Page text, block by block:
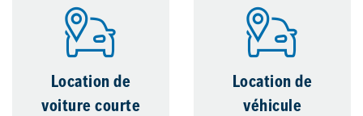
Location de
voiture courte
Location de
véhicule